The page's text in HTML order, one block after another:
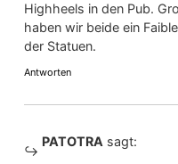
Highheels in den Pub.
haben wir beide ein
der Statuen.
Antworten
PATOTRA sagt: